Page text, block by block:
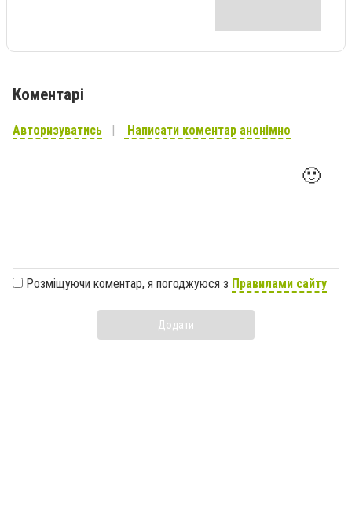
Коментарі
Авторизуватись Написати коментар анонімно
🙂
Розміщуючи коментар, я погоджуюся з Правилами сайту
Додати